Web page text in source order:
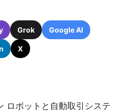
Grok Google AI
X
ロボットと自動取引システ